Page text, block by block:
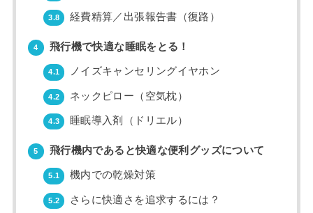
3.8 経費精算／出張報告書（復路）
4 飛行機で快適な睡眠をとる！
4.1 ノイズキャンセリングイヤホン
4.2 ネックピロー（空気枕）
4.3 睡眠導入剤（ドリエル）
5 飛行機内であると快適な便利グッズについて
5.1 機内での乾燥対策
5.2 さらに快適さを追求するには？